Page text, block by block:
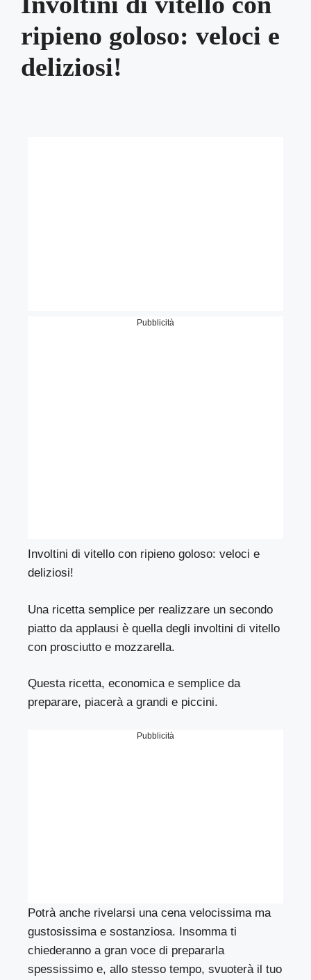
ripieno goloso: veloci e
deliziosi!
Pubblicità
Involtini di vitello con ripieno goloso: veloci e
deliziosi!
Una ricetta semplice per realizzare un secondo
piatto da applausi è quella degli involtini di vitello
con prosciutto e mozzarella.
Questa ricetta, economica e semplice da
preparare, piacerà a grandi e piccini.
Pubblicità
Potrà anche rivelarsi una cena velocissima ma
gustosissima e sostanziosa. Insomma ti
chiederanno a gran voce di prepararla
spessissimo e, allo stesso tempo, svuoterà il tuo